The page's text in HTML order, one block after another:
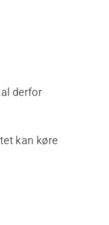
derfor
kan køre